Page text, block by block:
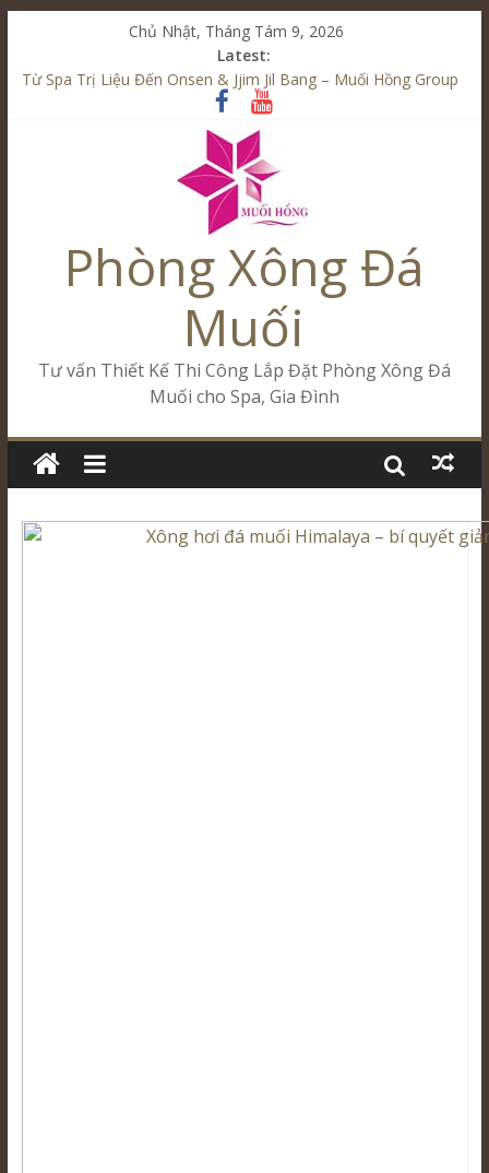
Chủ Nhật, Tháng Tám 9, 2026
Latest:
Từ Spa Trị Liệu Đến Onsen & Jjim Jil Bang – Muối Hồng Group
Kết Hợp Onsen & Jjim Jil Bang Trong Mô Hình Spa – Muối
Cham Riverside Onsen & Jjim Jil Bang Đà Nẵng Muối Hồng
Spa Jjim Jil Bang Kết Hợp Onsen – Kinh Doanh Chuẩn Sao –
Tăng Doanh Số Kinh Doanh Lắp Đặt Onsen & Jjim Jil Bang –
Muối Hồng Group
Phòng Xông Đá
Muối
Tư vấn Thiết Kế Thi Công Lắp Đặt Phòng Xông Đá
Muối cho Spa, Gia Đình